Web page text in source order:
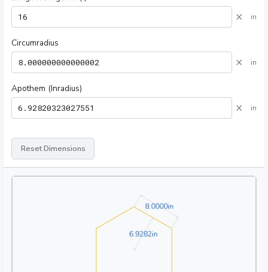
× in
Circumradius
× in
Apothem (Inradius)
× in
Reset Dimensions
8.0000in8.0000in
6.9282in6.9282in